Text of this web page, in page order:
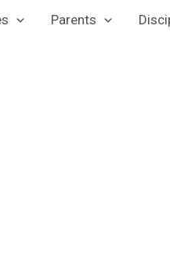
Parents